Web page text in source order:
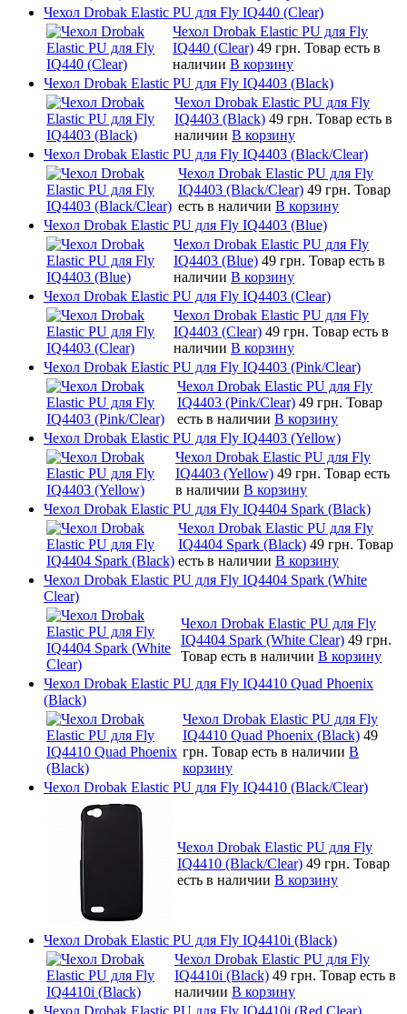
Чехол Drobak Elastic PU для Fly IQ440 (Clear)
Чехол Drobak Elastic PU для Fly
IQ440 (Clear) 49 грн. Товар есть в
наличии В корзину
Чехол Drobak Elastic PU для Fly IQ4403 (Black)
Чехол Drobak Elastic PU для Fly
IQ4403 (Black) 49 грн. Товар есть в
наличии В корзину
Чехол Drobak Elastic PU для Fly IQ4403 (Black/Clear)
Чехол Drobak Elastic PU для Fly
IQ4403 (Black/Clear) 49 грн. Товар
есть в наличии В корзину
Чехол Drobak Elastic PU для Fly IQ4403 (Blue)
Чехол Drobak Elastic PU для Fly
IQ4403 (Blue) 49 грн. Товар есть в
наличии В корзину
Чехол Drobak Elastic PU для Fly IQ4403 (Clear)
Чехол Drobak Elastic PU для Fly
IQ4403 (Clear) 49 грн. Товар есть в
наличии В корзину
Чехол Drobak Elastic PU для Fly IQ4403 (Pink/Clear)
Чехол Drobak Elastic PU для Fly
IQ4403 (Pink/Clear) 49 грн. Товар
есть в наличии В корзину
Чехол Drobak Elastic PU для Fly IQ4403 (Yellow)
Чехол Drobak Elastic PU для Fly
IQ4403 (Yellow) 49 грн. Товар есть
в наличии В корзину
Чехол Drobak Elastic PU для Fly IQ4404 Spark (Black)
Чехол Drobak Elastic PU для Fly
IQ4404 Spark (Black) 49 грн. Товар
есть в наличии В корзину
Чехол Drobak Elastic PU для Fly IQ4404 Spark (White
Clear)
Чехол Drobak Elastic PU для Fly
IQ4404 Spark (White Clear) 49 грн.
Товар есть в наличии В корзину
Чехол Drobak Elastic PU для Fly IQ4410 Quad Phoenix
(Black)
Чехол Drobak Elastic PU для Fly
IQ4410 Quad Phoenix (Black) 49
грн. Товар есть в наличии В
корзину
Чехол Drobak Elastic PU для Fly IQ4410 (Black/Clear)
Чехол Drobak Elastic PU для Fly
IQ4410 (Black/Clear) 49 грн. Товар
есть в наличии В корзину
Чехол Drobak Elastic PU для Fly IQ4410i (Black)
Чехол Drobak Elastic PU для Fly
IQ4410i (Black) 49 грн. Товар есть в
наличии В корзину
Чехол Drobak Elastic PU для Fly IQ4410i (Red Clear)